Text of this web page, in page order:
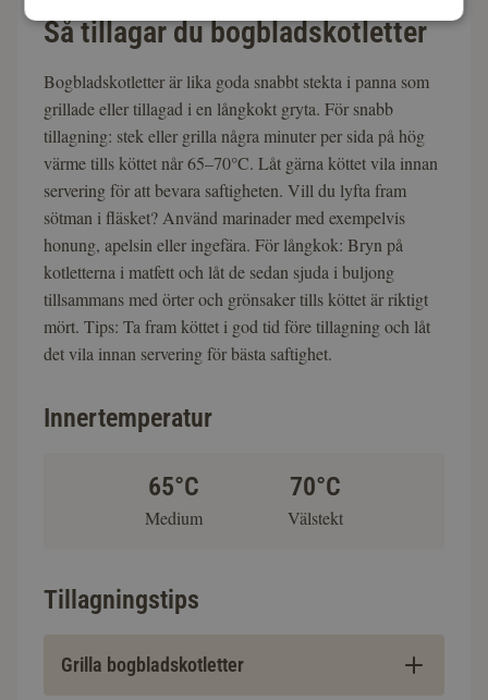
Så tillagar du bogbladskotletter
Bogbladskotletter är lika goda snabbt stekta i panna som
grillade eller tillagad i en långkokt gryta. För snabb
tillagning: stek eller grilla några minuter per sida på hög
värme tills köttet når 65–70°C. Låt gärna köttet vila innan
servering för att bevara saftigheten. Vill du lyfta fram
sötman i fläsket? Använd marinader med exempelvis
honung, apelsin eller ingefära. För långkok: Bryn på
kotletterna i matfett och låt de sedan sjuda i buljong
tillsammans med örter och grönsaker tills köttet är riktigt
mört. Tips: Ta fram köttet i god tid före tillagning och låt
det vila innan servering för bästa saftighet.
Innertemperatur
65°C
Medium
70°C
Välstekt
Tillagningstips
Grilla bogbladskotletter